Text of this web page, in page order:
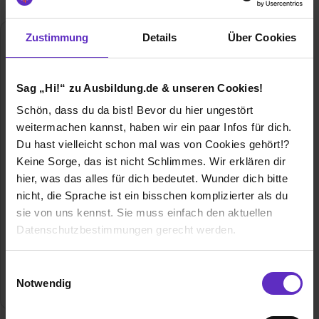
Zustimmung Details Über Cookies
Sag „Hi!“ zu Ausbildung.de & unseren Cookies!
Schön, dass du da bist! Bevor du hier ungestört
weitermachen kannst, haben wir ein paar Infos für dich.
Du hast vielleicht schon mal was von Cookies gehört!?
Keine Sorge, das ist nicht Schlimmes. Wir erklären dir
hier, was das alles für dich bedeutet. Wunder dich bitte
nicht, die Sprache ist ein bisschen komplizierter als du
sie von uns kennst. Sie muss einfach den aktuellen
Datenschutzbestimmungen gerecht werden.
Notwendig
Lange Uhren GmbH
Ferdinand-A.-Lange-Platz 1
01768 Glashütte (Sachsen)
035053 44 0
E-Mail anzeigen
Gründungsjahr 1990
Mitarbeiter 750